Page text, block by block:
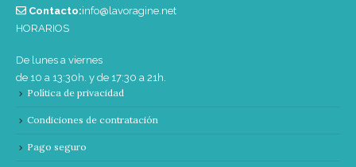
Contacto:info@lavoragine.net
HORARIOS
De lunes a viernes
de 10 a 13:30h. y de 17:30 a 21h.
Política de privacidad
Condiciones de contratación
Pago seguro